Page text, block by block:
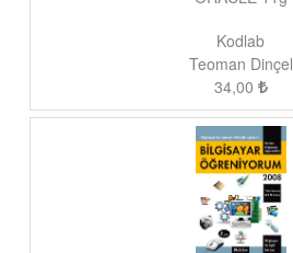
Kodlab
Teoman Dinçel
34,00